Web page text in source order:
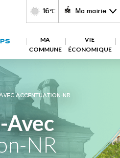
16℃ Ma mairie
MA
COMMUNE
VIE
ÉCONOMIQUE
ACCENTUATION-NR
Avec
NR